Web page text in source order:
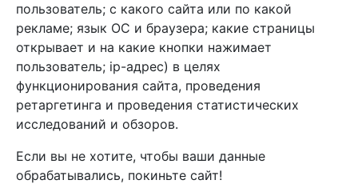
Арбен текстиль г. Щелково, пер.
1-й Советский д.25, владение 2.
Мы в соц. сетях
пользователь; с какого сайта или по какой
рекламе; язык ОС и браузера; какие страницы
открывает и на какие кнопки нажимает
пользователь; ip-адрес) в целях
функционирования сайта, проведения
ретаргетинга и проведения статистических
исследований и обзоров.
Если вы не хотите, чтобы ваши данные
обрабатывались, покиньте сайт!